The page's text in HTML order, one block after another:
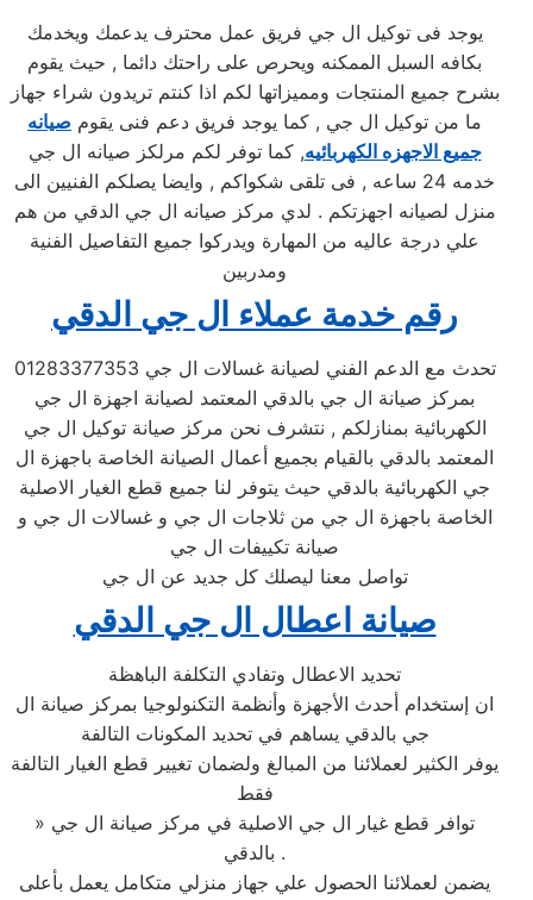
يوجد فى توكيل ال جي فريق عمل محترف يدعمك ويخدمك
بكافه السبل الممكنه ويحرص على راحتك دائما , حيث يقوم
بشرح جميع المنتجات ومميزاتها لكم اذا كنتم تريدون شراء جهاز
ما من توكيل ال جي , كما يوجد فريق دعم فنى يقوم صيانه
جميع الاجهزه الكهربائيه, كما توفر لكم مرلكز صيانه ال جي
خدمه 24 ساعه , فى تلقى شكواكم , وايضا يصلكم الفنيين الى
منزل لصيانه اجهزتكم . لدي مركز صيانه ال جي الدقي من هم
علي درجة عاليه من المهارة ويدركوا جميع التفاصيل الفنية
ومدربين
رقم خدمة عملاء ال جي الدقي
تحدث مع الدعم الفني لصيانة غسالات ال جي 01283377353
بمركز صيانة ال جي بالدقي المعتمد لصيانة اجهزة ال جي
الكهربائية بمنازلكم , نتشرف نحن مركز صيانة توكيل ال جي
المعتمد بالدقي بالقيام بجميع أعمال الصيانة الخاصة باجهزة ال
جي الكهربائية بالدقي حيث يتوفر لنا جميع قطع الغيار الاصلية
الخاصة باجهزة ال جي من ثلاجات ال جي و غسالات ال جي و
صيانة تكييفات ال جي
تواصل معنا ليصلك كل جديد عن ال جي
صيانة اعطال ال جي الدقي
تحديد الاعطال وتفادي التكلفة الباهظة
ان إستخدام أحدث الأجهزة وأنظمة التكنولوجيا بمركز صيانة ال
جي بالدقي يساهم في تحديد المكونات التالفة
يوفر الكثير لعملائنا من المبالغ ولضمان تغيير قطع الغيار التالفة
فقط
» توافر قطع غيار ال جي الاصلية في مركز صيانة ال جي
بالدقي .
يضمن لعملائنا الحصول علي جهاز منزلي متكامل يعمل بأعلى